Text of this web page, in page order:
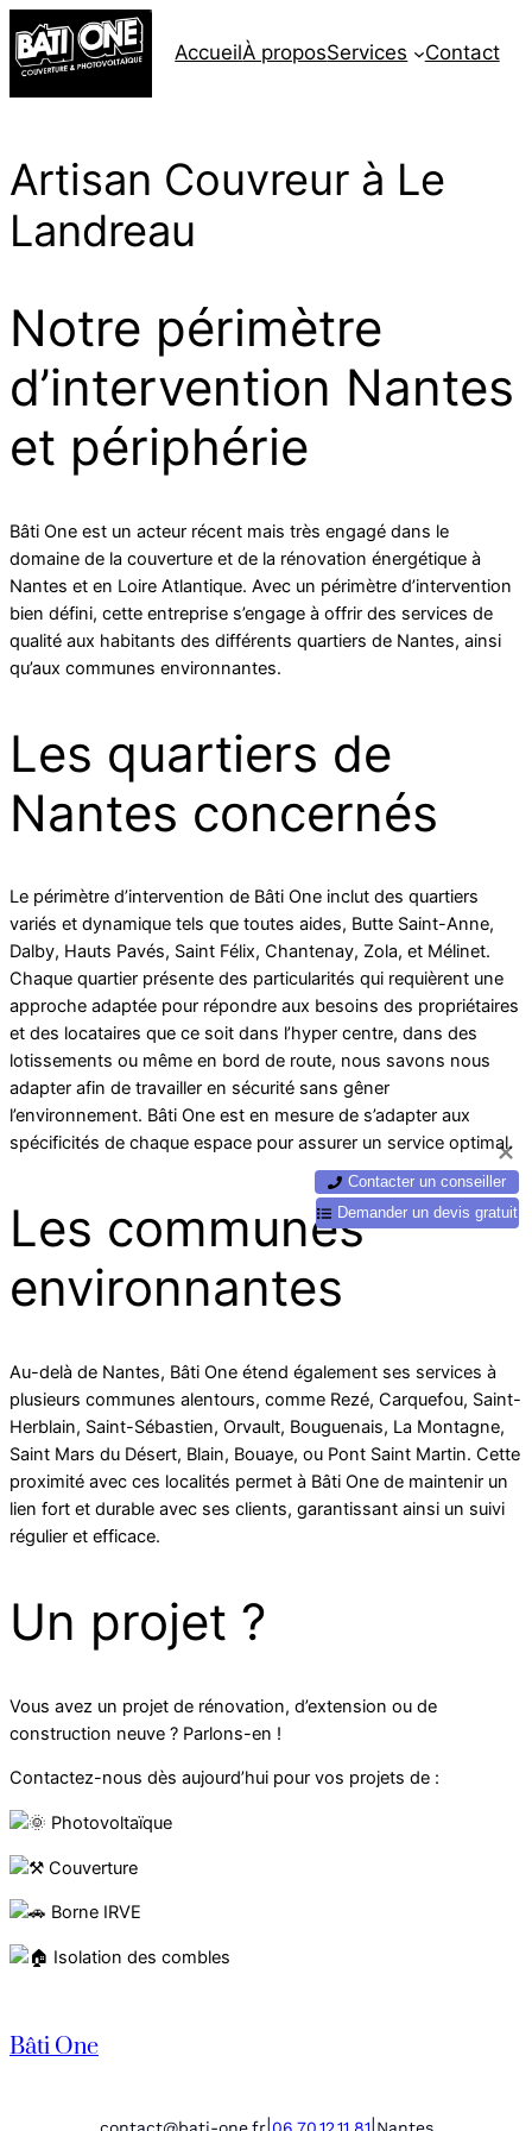
AccueilÀ proposServices Contact
Artisan Couvreur à Le
Landreau
Notre périmètre
d’intervention Nantes
et périphérie
Bâti One est un acteur récent mais très engagé dans le
domaine de la couverture et de la rénovation énergétique à
Nantes et en Loire Atlantique. Avec un périmètre d’intervention
bien défini, cette entreprise s’engage à offrir des services de
qualité aux habitants des différents quartiers de Nantes, ainsi
qu’aux communes environnantes.
Les quartiers de
Nantes concernés
Le périmètre d’intervention de Bâti One inclut des quartiers
variés et dynamique tels que toutes aides, Butte Saint-Anne,
Dalby, Hauts Pavés, Saint Félix, Chantenay, Zola, et Mélinet.
Chaque quartier présente des particularités qui requièrent une
approche adaptée pour répondre aux besoins des propriétaires
et des locataires que ce soit dans l’hyper centre, dans des
lotissements ou même en bord de route, nous savons nous
adapter afin de travailler en sécurité sans gêner
l’environnement. Bâti One est en mesure de s’adapter aux
spécificités de chaque espace pour assurer un service optimal.
Les communes
environnantes
Au-delà de Nantes, Bâti One étend également ses services à
plusieurs communes alentours, comme Rezé, Carquefou, Saint-
Herblain, Saint-Sébastien, Orvault, Bouguenais, La Montagne,
Saint Mars du Désert, Blain, Bouaye, ou Pont Saint Martin. Cette
proximité avec ces localités permet à Bâti One de maintenir un
lien fort et durable avec ses clients, garantissant ainsi un suivi
régulier et efficace.
Un projet ?
Vous avez un projet de rénovation, d’extension ou de
construction neuve ? Parlons-en !
Contactez-nous dès aujourd’hui pour vos projets de :
Photovoltaïque
Couverture
Borne IRVE
Isolation des combles
Bâti One
contact@bati-one.fr| 06.70.12.11.81 Nantes
Demander un devis gratuit
Contacter un conseiller